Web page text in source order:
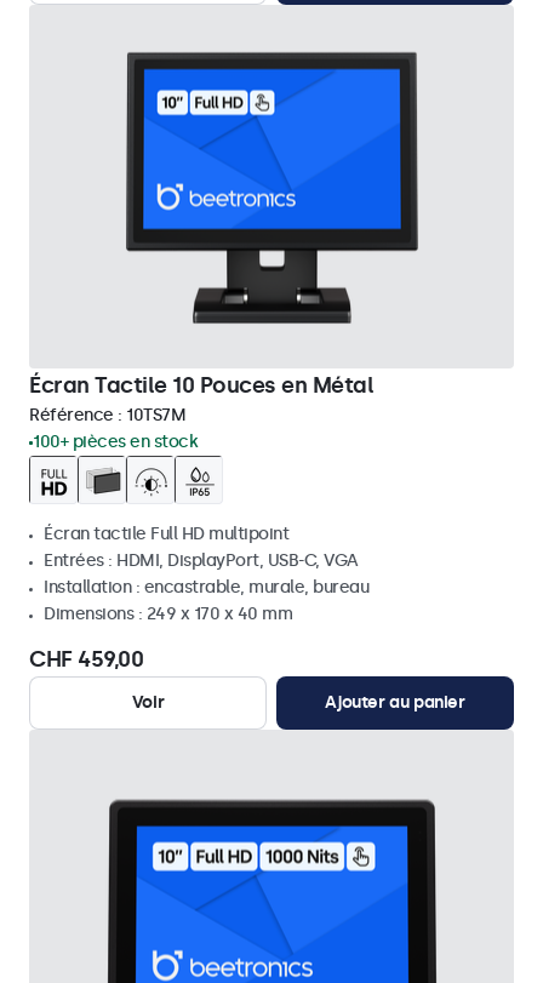
Écran Tactile 10 Pouces en Métal
Référence : 10TS7M
100+ pièces en stock
Écran tactile Full HD multipoint
Entrées : HDMI, DisplayPort, USB-C, VGA
Installation : encastrable, murale, bureau
Dimensions : 249 x 170 x 40 mm
CHF 459,00
Voir Ajouter au panier